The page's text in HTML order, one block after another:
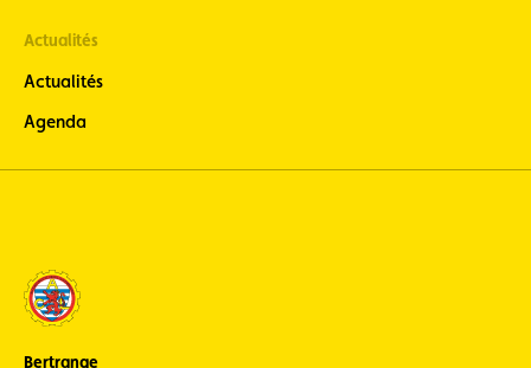
Actualités
Actualités
Agenda
Bertrange